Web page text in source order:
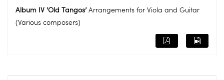
Album IV ‘Old Tangos’ Arrangements for Viola and Guitar
(Various composers)